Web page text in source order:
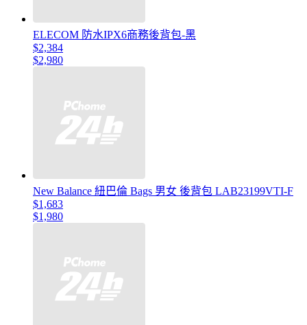
ELECOM 防水IPX6商務後背包-黑
$2,384
$2,980
New Balance 紐巴倫 Bags 男女 後背包 LAB23199VTI-F
$1,683
$1,980